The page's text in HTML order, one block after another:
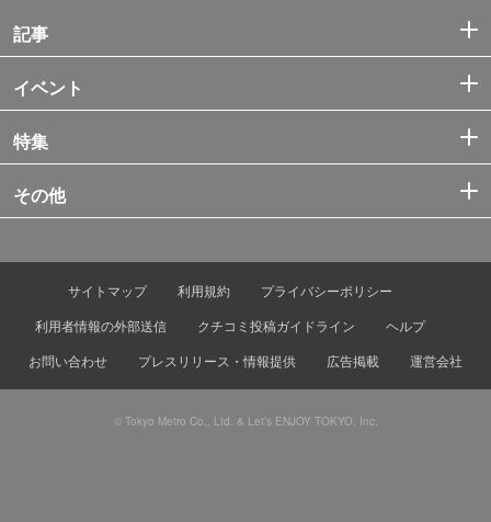
記事
イベント
特集
その他
サイトマップ 利用規約
プライバシーポリシー
利用者情報の外部送信
クチコミ投稿ガイドライン
ヘルプ
お問い合わせ
プレスリリース・情報提供 広告掲載 運営会社
© Tokyo Metro Co., Ltd. & Let’s ENJOY TOKYO, Inc.